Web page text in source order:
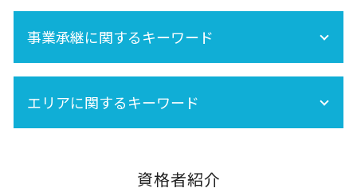
相続税対策
相続税申告 必要書類
死亡保険金 相続税
小規模宅地の特例
相続放棄
相続税 基礎控除
相続税 税務調査 時期
税務調査 時期
事業承継に関するキーワード
事業承継は早目の対策が重要!
エリアに関するキーワード
資格者紹介